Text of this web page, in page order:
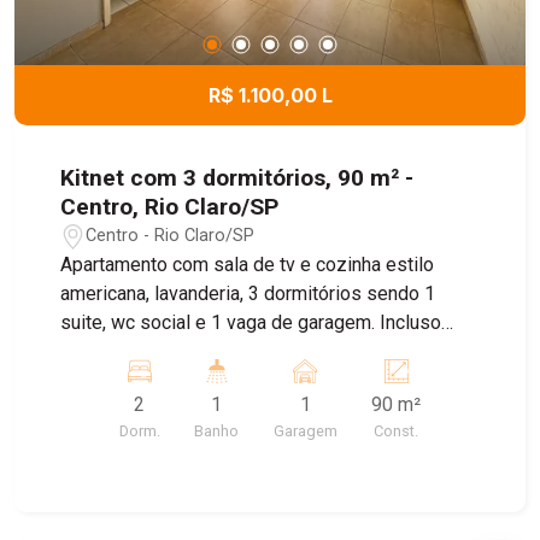
R$ 1.100,00 L
Kitnet com 3 dormitórios, 90 m² -
Centro, Rio Claro/SP
Centro - Rio Claro/SP
Apartamento com sala de tv e cozinha estilo
americana, lavanderia, 3 dormitórios sendo 1
suite, wc social e 1 vaga de garagem. Incluso
2
Dorm.
1
Banho
1
Garagem
90 m²
Const.